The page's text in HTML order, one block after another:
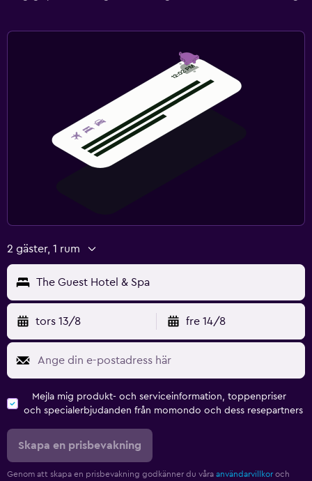
2 gäster, 1 rum
The Guest Hotel & Spa
tors 13/8 fre 14/8
Mejla mig produkt- och serviceinformation, toppenpriser
och specialerbjudanden från momondo och dess resepartners
Skapa en prisbevakning
Genom att skapa en prisbevakning godkänner du våra användarvillkor och